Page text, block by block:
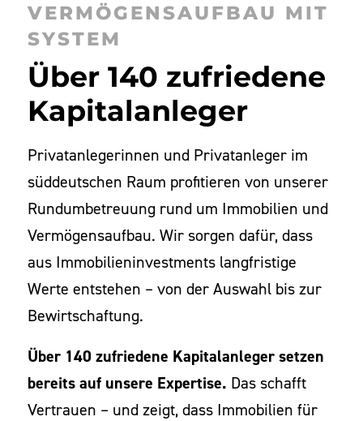
VERMÖGENSAUFBAU MIT
SYSTEM
Über 140 zufriedene
Kapitalanleger
Privatanlegerinnen und Privatanleger im
süddeutschen Raum profitieren von unserer
Rundumbetreuung rund um Immobilien und
Vermögensaufbau. Wir sorgen dafür, dass
aus Immobilieninvestments langfristige
Werte entstehen – von der Auswahl bis zur
Bewirtschaftung.
Über 140 zufriedene Kapitalanleger setzen
bereits auf unsere Expertise. Das schafft
Vertrauen – und zeigt, dass Immobilien für